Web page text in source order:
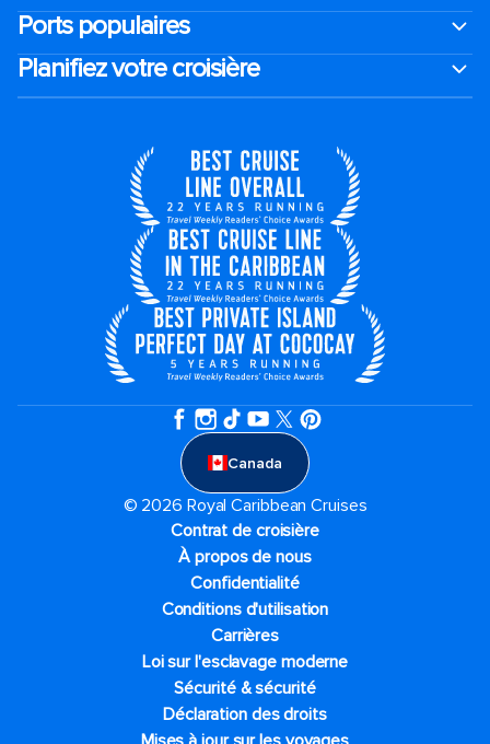
Ports populaires
Planifiez votre croisière
Canada
© 2026 Royal Caribbean Cruises
Contrat de croisière
À propos de nous
Confidentialité
Conditions d'utilisation
Carrières
Loi sur l'esclavage moderne
Sécurité & sécurité
Déclaration des droits